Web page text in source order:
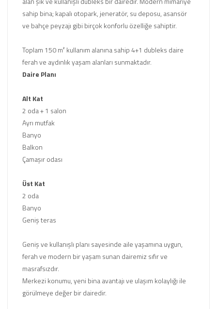
sahip bina; kapalı otopark, jeneratör, su deposu, asansör
ve bahçe peyzajı gibi birçok konforlu özelliğe sahiptir.
Toplam 150 m² kullanım alanına sahip 4+1 dubleks daire
ferah ve aydınlık yaşam alanları sunmaktadır.
Daire Planı
Alt Kat
2 oda + 1 salon
Ayrı mutfak
Banyo
Balkon
Çamaşır odası
Üst Kat
2 oda
Banyo
Geniş teras
Geniş ve kullanışlı planı sayesinde aile yaşamına uygun,
ferah ve modern bir yaşam sunan dairemiz sıfır ve
masrafsızdır.
Merkezi konumu, yeni bina avantajı ve ulaşım kolaylığı ile
görülmeye değer bir dairedir.